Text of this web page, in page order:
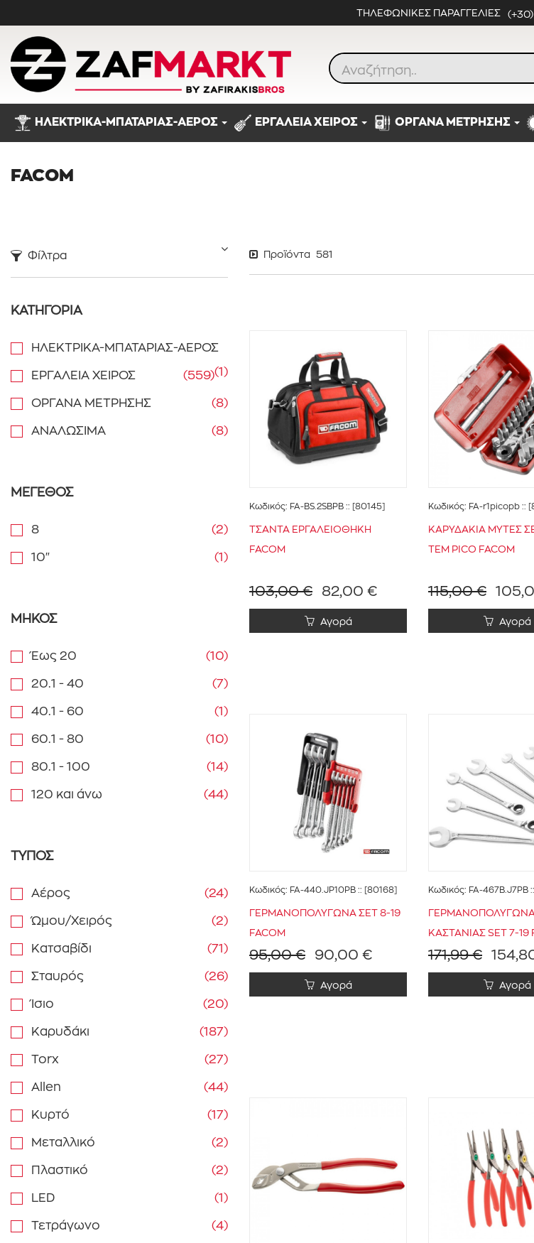
ΤΗΛΕΦΩΝΙΚΕΣ ΠΑΡΑΓΓΕΛΙΕΣ (+30)
Προϊόντα
ΗΛΕΚΤΡΙΚΑ-ΜΠΑΤΑΡΙΑΣ-ΑΕΡΟΣ ΕΡΓΑΛΕΙΑ ΧΕΙΡΟΣ ΟΡΓΑΝΑ ΜΕΤΡΗΣΗΣ
FACOM
Φίλτρα
ΚΑΤΗΓΟΡΙΑ
ΗΛΕΚΤΡΙΚΑ-ΜΠΑΤΑΡΙΑΣ-ΑΕΡΟΣ
(1)
ΕΡΓΑΛΕΙΑ ΧΕΙΡΟΣ
(559)
ΟΡΓΑΝΑ ΜΕΤΡΗΣΗΣ
(8)
ΑΝΑΛΩΣΙΜΑ
(8)
ΜΕΓΕΘΟΣ
8
(2)
10"
(1)
ΜΗΚΟΣ
Έως 20
(10)
20.1 - 40
(7)
40.1 - 60
(1)
60.1 - 80
(10)
80.1 - 100
(14)
120 και άνω
(44)
ΤΥΠΟΣ
Αέρος
(24)
Ώμου/Χειρός
(2)
Κατσαβίδι
(71)
Σταυρός
(26)
Ίσιο
(20)
Καρυδάκι
(187)
Torx
(27)
Allen
(44)
Κυρτό
(17)
Μεταλλικό
(2)
Πλαστικό
(2)
LED
(1)
Τετράγωνο
(4)
Προϊόντα 581
Κωδικός: FA-BS.2SBPB :: [80145]
ΤΣΑΝΤΑ ΕΡΓΑΛΕΙΟΘΗΚΗ
FACOM
103,00 € 82,00 €
Αγορά
Κωδικός: FA-r1picopb ::
ΚΑΡΥΔΑΚΙΑ ΜΥΤΕΣ
ΤΕΜ PICO FACOM
115,00 €
Αγορά
Κωδικός: FA-440.JP10PB :: [80168]
ΓΕΡΜΑΝΟΠΟΛΥΓΩΝΑ ΣΕΤ 8-19
FACOM
95,00 € 90,00 €
Αγορά
Κωδικός: FA-467B.J7PB
ΚΑΣΤΑΝΙΑΣ SET 7-19
171,99 €
Αγορά